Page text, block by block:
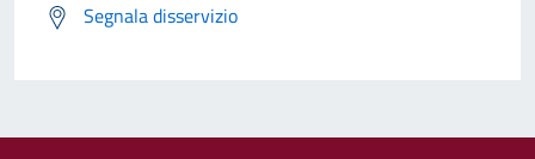
Segnala disservizio